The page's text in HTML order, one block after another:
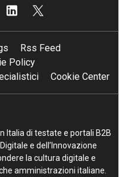
Rss Feed
Policy
Cookie Center
Italia di testate e portali B2B
e dell’Innovazione
la cultura digitale e
amministrazioni italiane.